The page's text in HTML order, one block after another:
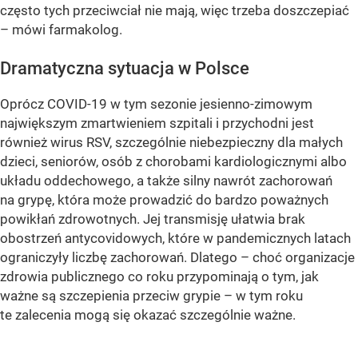
często tych przeciwciał nie mają, więc trzeba doszczepiać
– mówi farmakolog.
Dramatyczna sytuacja w Polsce
Oprócz COVID-19 w tym sezonie jesienno-zimowym
największym zmartwieniem szpitali i przychodni jest
również wirus RSV, szczególnie niebezpieczny dla małych
dzieci, seniorów, osób z chorobami kardiologicznymi albo
układu oddechowego, a także silny nawrót zachorowań
na grypę, która może prowadzić do bardzo poważnych
powikłań zdrowotnych. Jej transmisję ułatwia brak
obostrzeń antycovidowych, które w pandemicznych latach
ograniczyły liczbę zachorowań. Dlatego – choć organizacje
zdrowia publicznego co roku przypominają o tym, jak
ważne są szczepienia przeciw grypie – w tym roku
te zalecenia mogą się okazać szczególnie ważne.